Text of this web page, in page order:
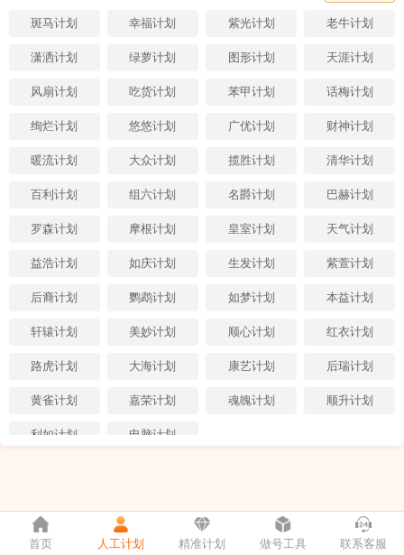
斑马计划 幸福计划 紫光计划 老牛计划
潇洒计划 绿萝计划 图形计划 天涯计划
风扇计划 吃货计划 苯甲计划 话梅计划
绚烂计划 悠悠计划 广优计划 财神计划
暖流计划 大众计划 揽胜计划 清华计划
百利计划 组六计划 名爵计划 巴赫计划
罗森计划 摩根计划 皇室计划 天气计划
益浩计划 如庆计划 生发计划 紫萱计划
后裔计划 鹦鹉计划 如梦计划 本益计划
轩辕计划 美妙计划 顺心计划 红衣计划
路虎计划 大海计划 康艺计划 后瑞计划
黄雀计划 嘉荣计划 魂魄计划 顺升计划
利如计划 电脑计划
首页 人工计划 精准计划 做号工具 联系客服